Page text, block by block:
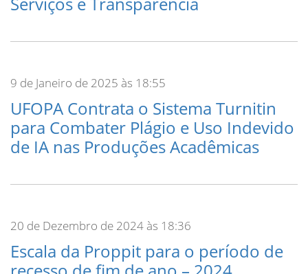
9 de Janeiro de 2025 às 18:55
UFOPA Contrata o Sistema Turnitin
para Combater Plágio e Uso Indevido
de IA nas Produções Acadêmicas
20 de Dezembro de 2024 às 18:36
Escala da Proppit para o período de